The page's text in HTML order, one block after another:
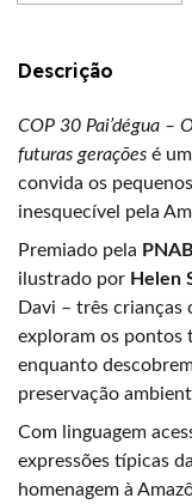
Descrição
COP 30 Pai’dégua –
futuras gerações é
convida os
inesquecível pela
Premiado pela
ilustrado por Helen
Davi – três crianças
exploram os pontos
enquanto
preservação
Com linguagem
expressões típicas
homenagem à